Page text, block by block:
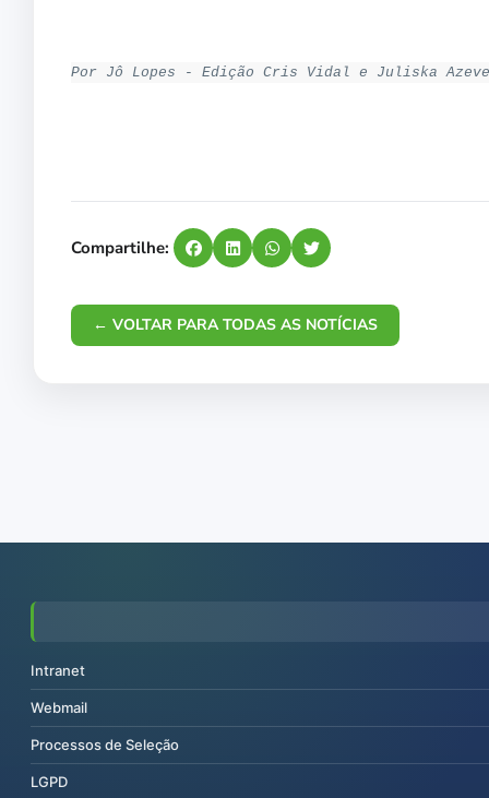
Por Jô Lopes - Edição Cris Vidal e Juliska
Compartilhe:
← VOLTAR PARA TODAS AS NOTÍCIAS
Intranet
Webmail
Processos de Seleção
LGPD